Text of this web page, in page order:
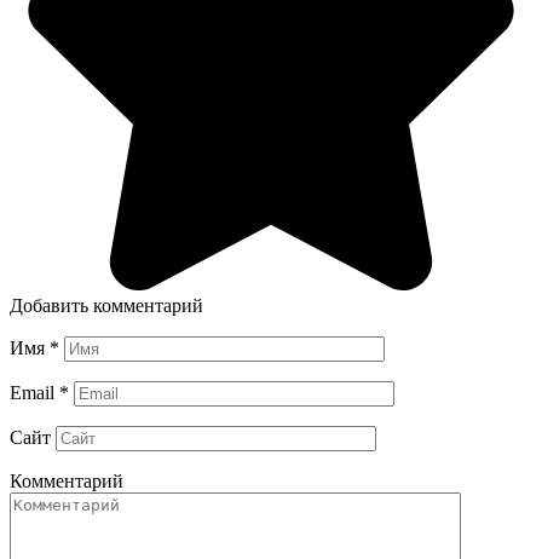
Добавить комментарий
Имя *
Email *
Сайт
Комментарий